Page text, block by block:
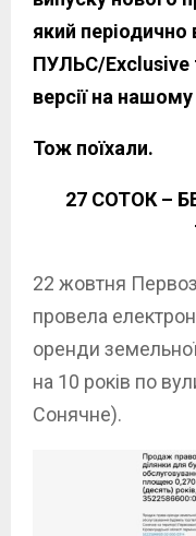
який періодично
ПУЛЬС/Exclusive
версії на
Тож поїхали.
27 СОТОК –
22 жовтня
провела
оренди
на 10 років по
Сонячне).